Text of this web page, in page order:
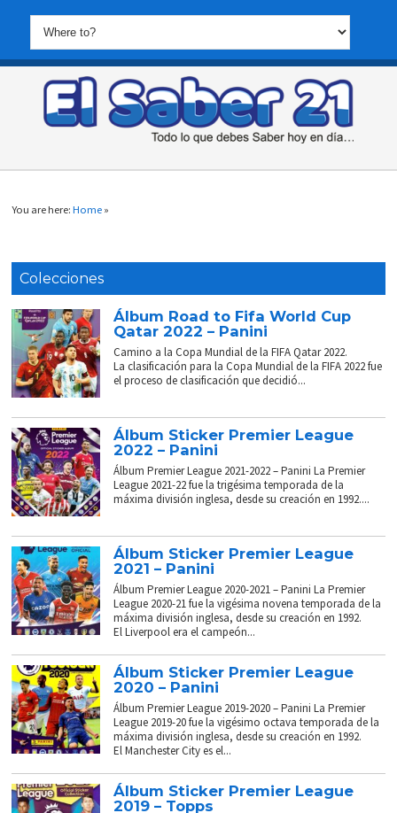
You are here:Home »
Colecciones
Álbum Road to Fifa World Cup
Qatar 2022 – Panini
Camino a la Copa Mundial de la FIFA Qatar 2022.
La clasificación para la Copa Mundial de la FIFA 2022 fue
el proceso de clasificación que decidió...
Álbum Sticker Premier League
2022 – Panini
Álbum Premier League 2021-2022 – Panini La Premier
League 2021-22 fue la trigésima temporada de la
máxima división inglesa, desde su creación en 1992....
Álbum Sticker Premier League
2021 – Panini
Álbum Premier League 2020-2021 – Panini La Premier
League 2020-21 fue la vigésima novena temporada de la
máxima división inglesa, desde su creación en 1992.
El Liverpool era el campeón...
Álbum Sticker Premier League
2020 – Panini
Álbum Premier League 2019-2020 – Panini La Premier
League 2019-20 fue la vigésimo octava temporada de la
máxima división inglesa, desde su creación en 1992.
El Manchester City es el...
Álbum Sticker Premier League
2019 – Topps